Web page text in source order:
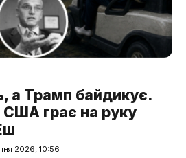
а Трамп байдикує.
США грає на руку
2026, 10:56